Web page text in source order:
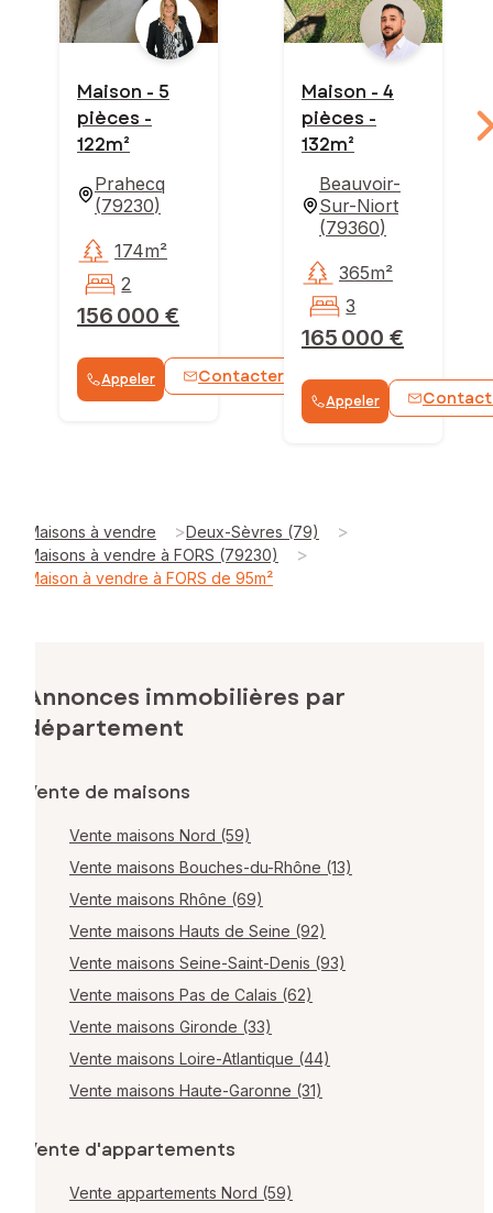
Maison - 5
pièces -
122m²
Prahecq
(79230)
156 000 €
174m²
2
Appeler Contacter WhatsApp
Maison - 4
pièces -
132m²
Beauvoir-
Sur-Niort
(79360)
165 000 €
365m²
3
Appeler
Maisons à vendre >Deux-Sèvres (79) >
Maisons à vendre à FORS (79230) >
Maison à vendre à FORS de 95m²
Annonces immobilières par
département
Vente de maisons
Vente maisons Nord (59)
Vente maisons Bouches-du-Rhône (13)
Vente maisons Rhône (69)
Vente maisons Hauts de Seine (92)
Vente maisons Seine-Saint-Denis (93)
Vente maisons Pas de Calais (62)
Vente maisons Gironde (33)
Vente maisons Loire-Atlantique (44)
Vente maisons Haute-Garonne (31)
Vente d'appartements
Vente appartements Nord (59)